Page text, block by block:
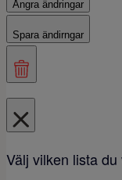
Ångra ändringar
Spara ändirngar
Välj vilken lista